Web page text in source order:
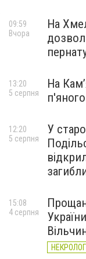
На
09:59
Вчора
На
13:20
5 серпня
У
12:20
5 серпня
НЕКРОЛОГ
15:08
4 серпня